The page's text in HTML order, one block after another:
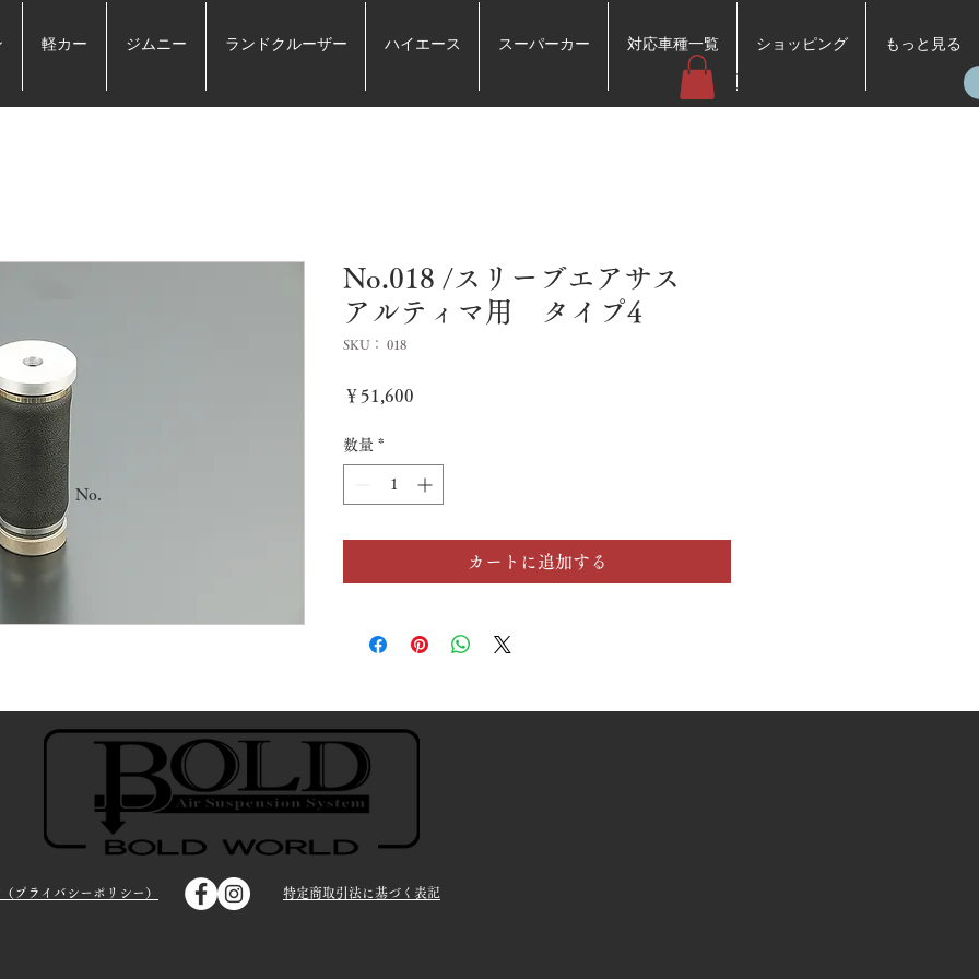
軽カー ジムニー ランドクルーザー ハイエース スーパーカー 対応車種一覧 ショッピング もっと見る
No.018 /スリーブエアサス
アルティマ用 タイプ4
SKU： 018
￥51,600
数量 *
カートに追加する
No.
プライバシーポリシー） 特定商取引法に基づく表記